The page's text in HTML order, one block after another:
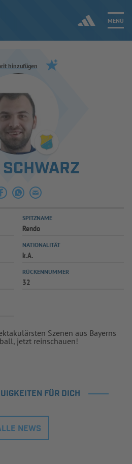
MENÜ
Jetzt einloggen
SPIELPLUS
hinzufügen
SPITZNAME
Rendo
NATIONALITÄT
k.A.
RÜCKENNUMMER
32
Szenen aus Bayerns
jetzt reinschauen!
FÜR DICH
NEWS